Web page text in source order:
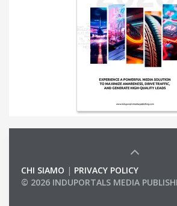
CHI SIAMO | PRIVACY POLICY
© 2026 INDUPORTALS MEDIA